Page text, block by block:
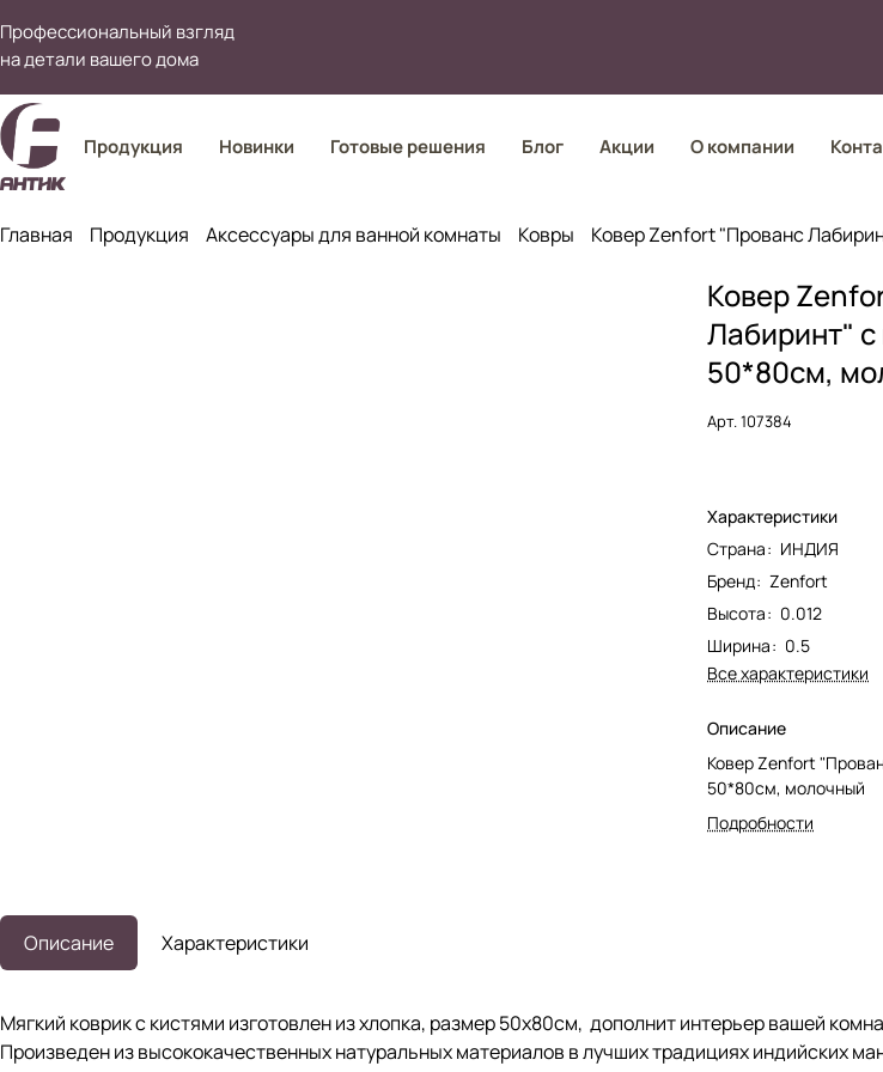
Профессиональный взгляд
на детали вашего дома
Продукция Новинки Готовые решения Блог Акции О компании
Главная Продукция Аксессуары для ванной комнаты Ковры Ковер Zenfort "Прованс
Ковер
Лабиринт" с
50*80см,
Арт.107384
Характеристики
Страна: ИНДИЯ
Бренд: Zenfort
Высота: 0.012
Ширина: 0.5
Все характеристики
Описание
Ковер Zenfort
50*80см, молочный
Подробности
Описание Характеристики
Мягкий коврик с кистями изготовлен из хлопка, размер 50х80см, дополнит интерьер вашей
Произведен из высококачественных натуральных материалов в лучших традициях индийских